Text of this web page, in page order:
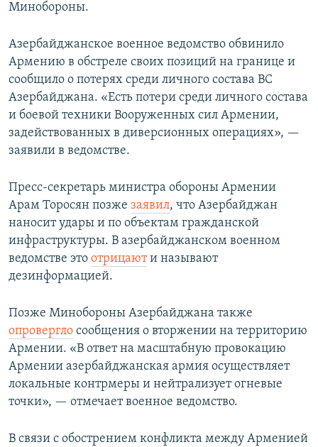
Минобороны.
Азербайджанское военное ведомство обвинило
Армению в обстреле своих позиций на границе и
сообщило о потерях среди личного состава ВС
Азербайджана. «Есть потери среди личного состава
и боевой техники Вооруженных сил Армении,
задействованных в диверсионных операциях», —
заявили в ведомстве.
Пресс-секретарь министра обороны Армении
Арам Торосян позже заявил, что Азербайджан
наносит удары и по объектам гражданской
инфраструктуры. В азербайджанском военном
ведомстве это отрицаюти называют
дезинформацией.
Позже Минобороны Азербайджана также
опровергло сообщения о вторжении на территорию
Армении. «В ответ на масштабную провокацию
Армении азербайджанская армия осуществляет
локальные контрмеры и нейтрализует огневые
точки», — отмечает военное ведомство.
В связи с обострением конфликта между Арменией